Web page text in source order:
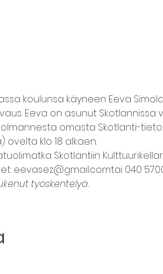
koulunsa käyneen Eeva
Eeva on asunut Skotlannissa
omasta Skotlanti-
ovelta klo 18 alkaen.
Skotlantiin
eevasez@gmail.comtai 040
työskentelyä.